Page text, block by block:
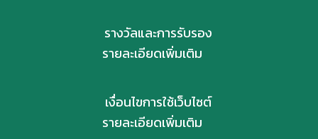
รางวัลและการรับรอง
รายละเอียดเพิ่มเติม
เงื่อนไขการใช้เว็บไซต์
รายละเอียดเพิ่มเติม